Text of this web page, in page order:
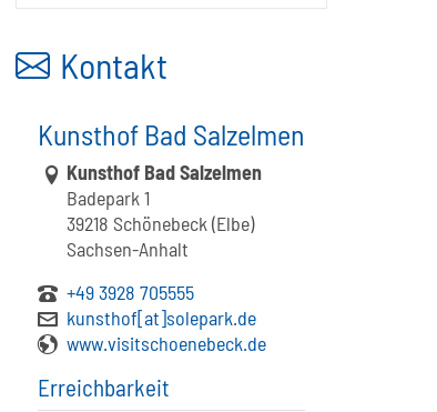
Kontakt
Kunsthof Bad Salzelmen
Link zur Google-Maps Navigation
Kunsthof Bad Salzelmen
Badepark 1
39218 Schönebeck (Elbe)
Sachsen-Anhalt
+49 3928 705555
kunsthof[at]solepark.de
www.visitschoenebeck.de
Erreichbarkeit